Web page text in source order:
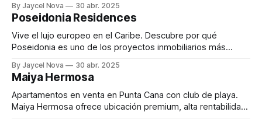
By Jaycel Nova 30 abr. 2025
Poseidonia Residences
Vive el lujo europeo en el Caribe. Descubre por qué
Poseidonia es uno de los proyectos inmobiliarios más
6%, diseño clásico y exenciones fiscales por 15 años.
By Jaycel Nova 30 abr. 2025
Maiya Hermosa
Apartamentos en venta en Punta Cana con club de playa.
Maiya Hermosa ofrece ubicación premium, alta rentabilidad